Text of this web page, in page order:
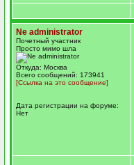
Ne administrator
Почетный участник
Просто мимо шла
Откуда: Москва
Всего сообщений: 173941
[Ссылка на это сообщение]
Дата регистрации на форуме:
Нет